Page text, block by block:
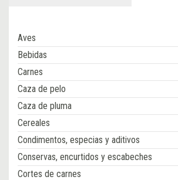
Aves
Bebidas
Carnes
Caza de pelo
Caza de pluma
Cereales
Condimentos, especias y aditivos
Conservas, encurtidos y escabeches
Cortes de carnes